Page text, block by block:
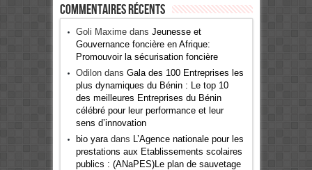
Commentaires récents
Goli Maximedans Jeunesse et
Gouvernance foncière en Afrique:
Promouvoir la sécurisation foncière
Odilondans Gala des 100 Entreprises les
plus dynamiques du Bénin : Le top 10
des meilleures Entreprises du Bénin
célébré pour leur performance et leur
sens d’innovation
bio yaradans L’Agence nationale pour les
prestations aux Etablissements scolaires
publics : (ANaPES)Le plan de sauvetage